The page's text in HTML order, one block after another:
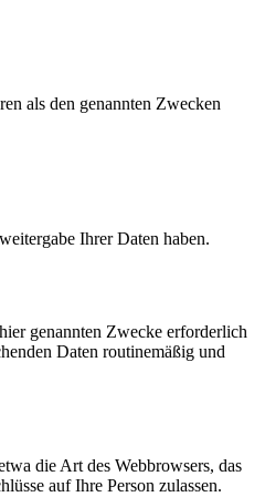
als den genannten Zwecken
Ihrer Daten haben.
genannten Zwecke erforderlich
Daten routinemäßig und
die Art des Webbrowsers, das
auf Ihre Person zulassen.